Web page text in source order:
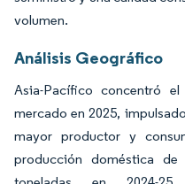
volumen.
Análisis Geográfico
Asia-Pacífico concentró
mercado en 2025,
mayor productor y
producción doméstica